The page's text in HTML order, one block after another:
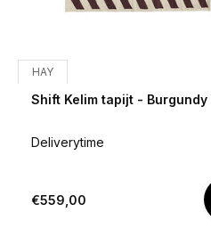
HAY
Shift Kelim tapijt - Burgundy
Deliverytime
€559,00